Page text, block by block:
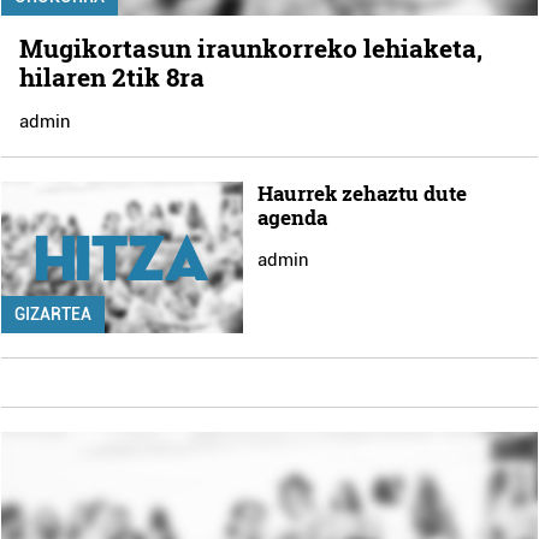
Mugikortasun iraunkorreko lehiaketa,
hilaren 2tik 8ra
admin
GIZARTEA
Haurrek zehaztu dute
agenda
admin